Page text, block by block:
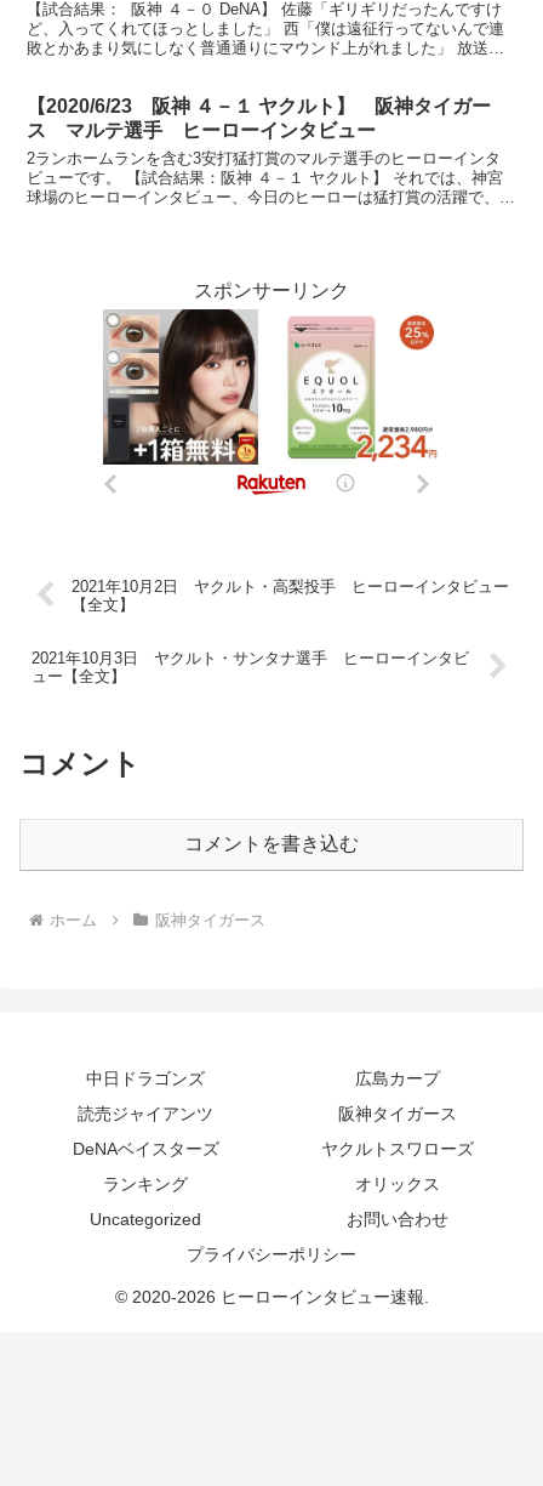
【試合結果： 阪神 ４－０ DeNA】 佐藤「ギリギリだったんですけ
ど、入ってくれてほっとしました」 西「僕は遠征行ってないんで連
敗とかあまり気にしなく普通通りにマウンド上がれました」 放送
【2020/6/23 阪神 ４－１ ヤクルト】 阪神タイガー
ス マルテ選手 ヒーローインタビュー
2ランホームランを含む3安打猛打賞のマルテ選手のヒーローインタ
ビューです。 【試合結果：阪神 ４－１ ヤクルト】 それでは、神宮
球場のヒーローインタビュー、今日のヒーローは猛打賞の活躍で、見
スポンサーリンク
2021年10月2日 ヤクルト・高梨投手 ヒーローインタビュー
【全文】
2021年10月3日 ヤクルト・サンタナ選手 ヒーローインタビ
ュー【全文】
コメント
コメントを書き込む
ホーム 阪神タイガース
中日ドラゴンズ
広島カープ
読売ジャイアンツ
阪神タイガース
DeNAベイスターズ
ヤクルトスワローズ
ランキング
オリックス
Uncategorized
お問い合わせ
プライバシーポリシー
© 2020-2026 ヒーローインタビュー速報.